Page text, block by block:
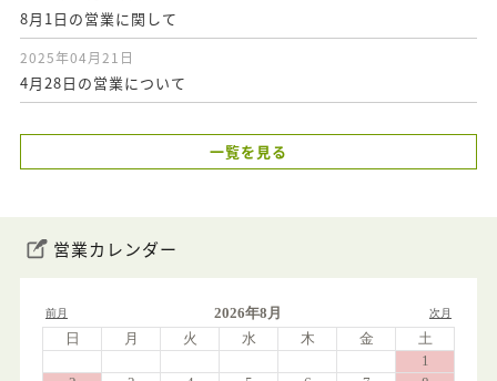
8月1日の営業に関して
2025年04月21日
4月28日の営業について
一覧を見る
営業カレンダー